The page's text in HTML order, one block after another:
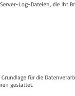
Log-Dateien, die Ihr
für die
gestattet.